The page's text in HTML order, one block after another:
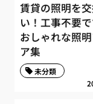
賃貸の照明を
い！工事不要
おしゃれな照
ア集
未分類